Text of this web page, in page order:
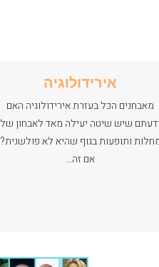
אירידולוגיה
מאבחנים הכל בעזרת אירידולוגיה האם
ידעתם שיש שיטה יעילה מאד לאבחון של
ותופעות בגוף שהיא לא פולשנית?
אם זה…